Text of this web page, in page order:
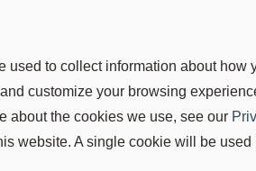
to collect information about
customize your browsing
about the cookies we use, see our
website. A single cookie will be